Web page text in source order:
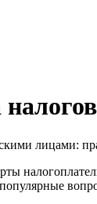
лицами: